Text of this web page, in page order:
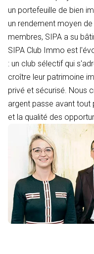
un portefeuille de bien
un rendement moyen
membres, SIPA a su
SIPA Club Immo est
: un club sélectif qui
croître leur patrimoine
privé et sécurisé. Nous
argent passe avant tout
et la qualité des